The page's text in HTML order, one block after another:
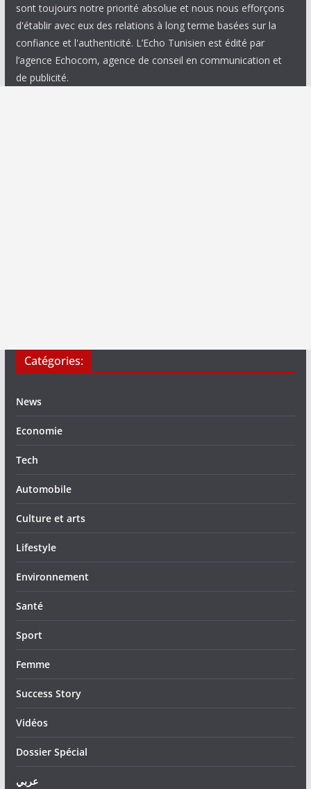
sont toujours notre priorité absolue et nous nous efforçons
d'établir avec eux des relations à long terme basées sur la
confiance et l'authenticité. L’Echo Tunisien est édité par
l’agence Echocom, agence de conseil en communication et
de publicité.
Catégories:
News
Economie
Tech
Automobile
Culture et arts
Lifestyle
Environnement
Santé
Sport
Femme
Success Story
Vidéos
Dossier Spécial
عربي